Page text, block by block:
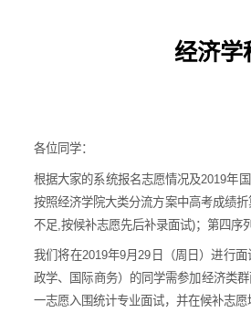
经济学
各位同学：
根据大家的系统报名志愿情况及2019年
按照经济学院大类分流方案中高考成绩
不足,按候补志愿先后补录面试)；第四序
我们将在2019年9月29日（周日）进行
政学、国际商务）的同学需参加经济类
一志愿入围统计专业面试，并在候补志